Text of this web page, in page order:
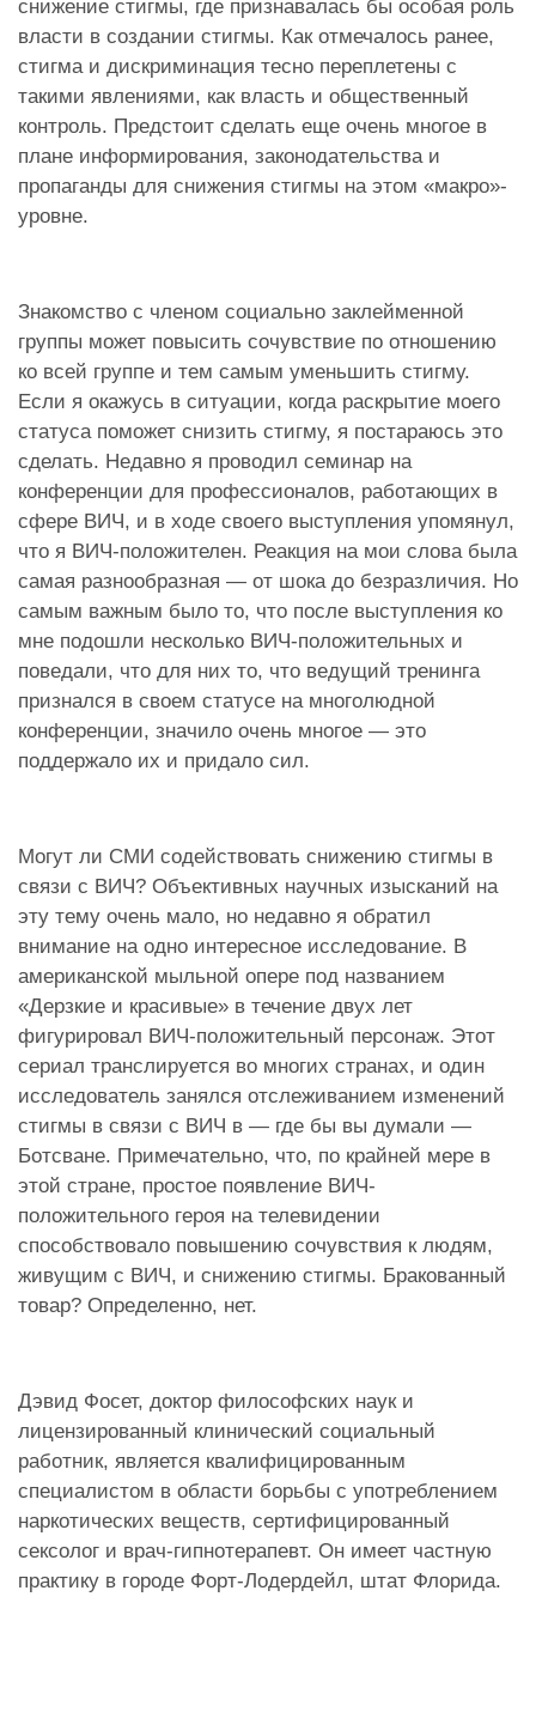
снижение стигмы, где признавалась бы особая роль
власти в создании стигмы. Как отмечалось ранее,
стигма и дискриминация тесно переплетены с
такими явлениями, как власть и общественный
контроль. Предстоит сделать еще очень многое в
плане информирования, законодательства и
пропаганды для снижения стигмы на этом «макро»-
уровне.
Знакомство с членом социально заклейменной
группы может повысить сочувствие по отношению
ко всей группе и тем самым уменьшить стигму.
Если я окажусь в ситуации, когда раскрытие моего
статуса поможет снизить стигму, я постараюсь это
сделать. Недавно я проводил семинар на
конференции для профессионалов, работающих в
сфере ВИЧ, и в ходе своего выступления упомянул,
что я ВИЧ-положителен. Реакция на мои слова была
самая разнообразная — от шока до безразличия. Но
самым важным было то, что после выступления ко
мне подошли несколько ВИЧ-положительных и
поведали, что для них то, что ведущий тренинга
признался в своем статусе на многолюдной
конференции, значило очень многое — это
поддержало их и придало сил.
Могут ли СМИ содействовать снижению стигмы в
связи с ВИЧ? Объективных научных изысканий на
эту тему очень мало, но недавно я обратил
внимание на одно интересное исследование. В
американской мыльной опере под названием
«Дерзкие и красивые» в течение двух лет
фигурировал ВИЧ-положительный персонаж. Этот
сериал транслируется во многих странах, и один
исследователь занялся отслеживанием изменений
стигмы в связи с ВИЧ в — где бы вы думали —
Ботсване. Примечательно, что, по крайней мере в
этой стране, простое появление ВИЧ-
положительного героя на телевидении
способствовало повышению сочувствия к людям,
живущим с ВИЧ, и снижению стигмы. Бракованный
товар? Определенно, нет.
Дэвид Фосет, доктор философских наук и
лицензированный клинический социальный
работник, является квалифицированным
специалистом в области борьбы с употреблением
наркотических веществ, сертифицированный
сексолог и врач-гипнотерапевт. Он имеет частную
практику в городе Форт-Лодердейл, штат Флорида.